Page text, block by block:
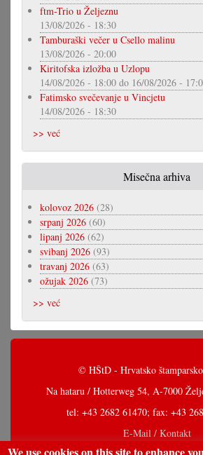
ftm-Trio u Željeznu
13/08/2026 - 18:30
Tamburaški večer u Csello malinu
13/08/2026 - 20:00
Kiritofska izložba u Uzlopu
14/08/2026 - 18:00 do 16/08/2026 -
Fatimsko svečevanje u Vincjetu
14/08/2026 - 18:30
>> već
Misečna arhiva
kolovoz 2026 (28)
srpanj 2026 (60)
lipanj 2026 (62)
svibanj 2026 (93)
travanj 2026 (63)
ožujak 2026 (73)
>> već
© HŠtD - Hrvatsko
Na hataru / Hotterweg 54, A-7000
tel: +43 2682 61470; fax: +43
E-Mail / Kontakt